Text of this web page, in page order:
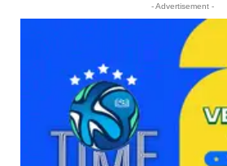
- Advertisement -